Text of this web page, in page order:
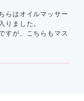
らはオイルマッサー
りました。
すが、こちらもマス